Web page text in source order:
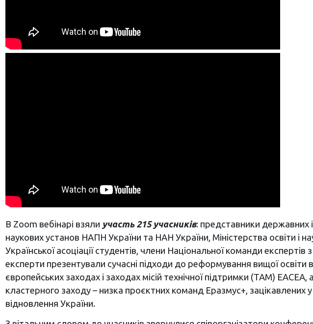
В Zoom вебінарі взяли участь 215 учасників: представники державних
наукових установ НАПН України та НАН України, Міністерства освіти і
Української асоціації студентів, члени Національної команди
експерти презентували сучасні підходи до реформування вищої
європейських заходах і заходах місій технічної підтримки (ТАМ)
кластерного заходу – низка проєктних команд Еразмус+, зацікавлених
відновлення України.